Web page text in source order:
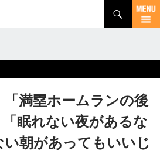
「満塁ホームランの後
眠れない夜があるな
い朝があってもいいじ